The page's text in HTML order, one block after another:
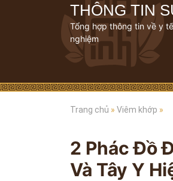
THÔNG TIN
Tổng hợp thông tin về y
nghiệm
Trang chủ » Viêm khớp »
2 Phác Đồ
Và Tây Y